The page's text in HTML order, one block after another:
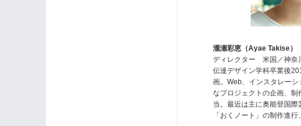
瀧瀬彩恵（Ayae Takise）
ディレクター 米国／神奈
伝達デザイン学科卒業後
画。Web、インスタレーシ
なプロジェクトの企画、制
当。最近は主に奥能登国際
「おくノート」の制作進